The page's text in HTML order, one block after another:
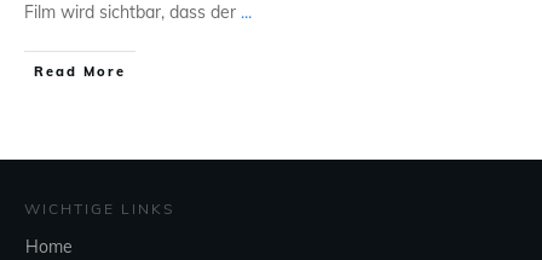
Film wird sichtbar, dass der ...
Read More
WICHTIGE LINKS
Home